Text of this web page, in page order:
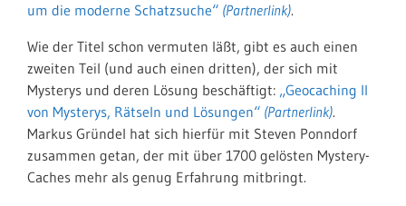
um die moderne Schatzsuche“
.
Wie der Titel schon vermuten läßt, gibt es auch einen
zweiten Teil (und auch einen dritten), der sich mit
Mysterys und deren Lösung beschäftigt: „Geocaching II
von Mysterys, Rätseln und Lösungen“
.
Markus Gründel hat sich hierfür mit Steven Ponndorf
zusammen getan, der mit über 1700 gelösten Mystery-
Caches mehr als genug Erfahrung mitbringt.